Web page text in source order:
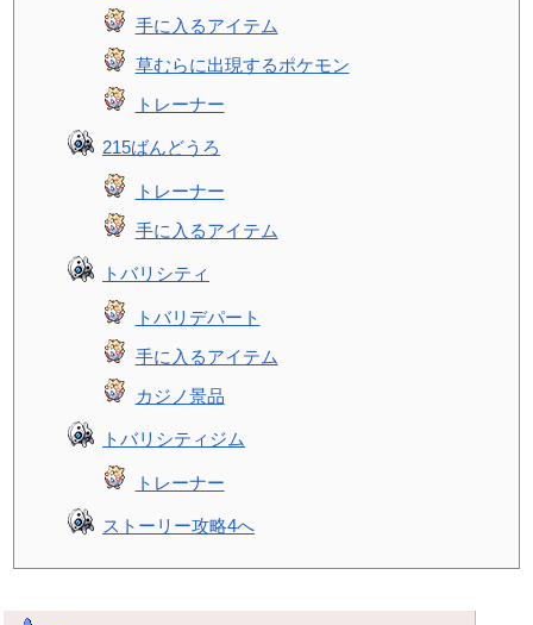
手に入るアイテム
草むらに出現するポケモン
トレーナー
215ばんどうろ
トレーナー
手に入るアイテム
トバリシティ
トバリデパート
手に入るアイテム
カジノ景品
トバリシティジム
トレーナー
ストーリー攻略4へ